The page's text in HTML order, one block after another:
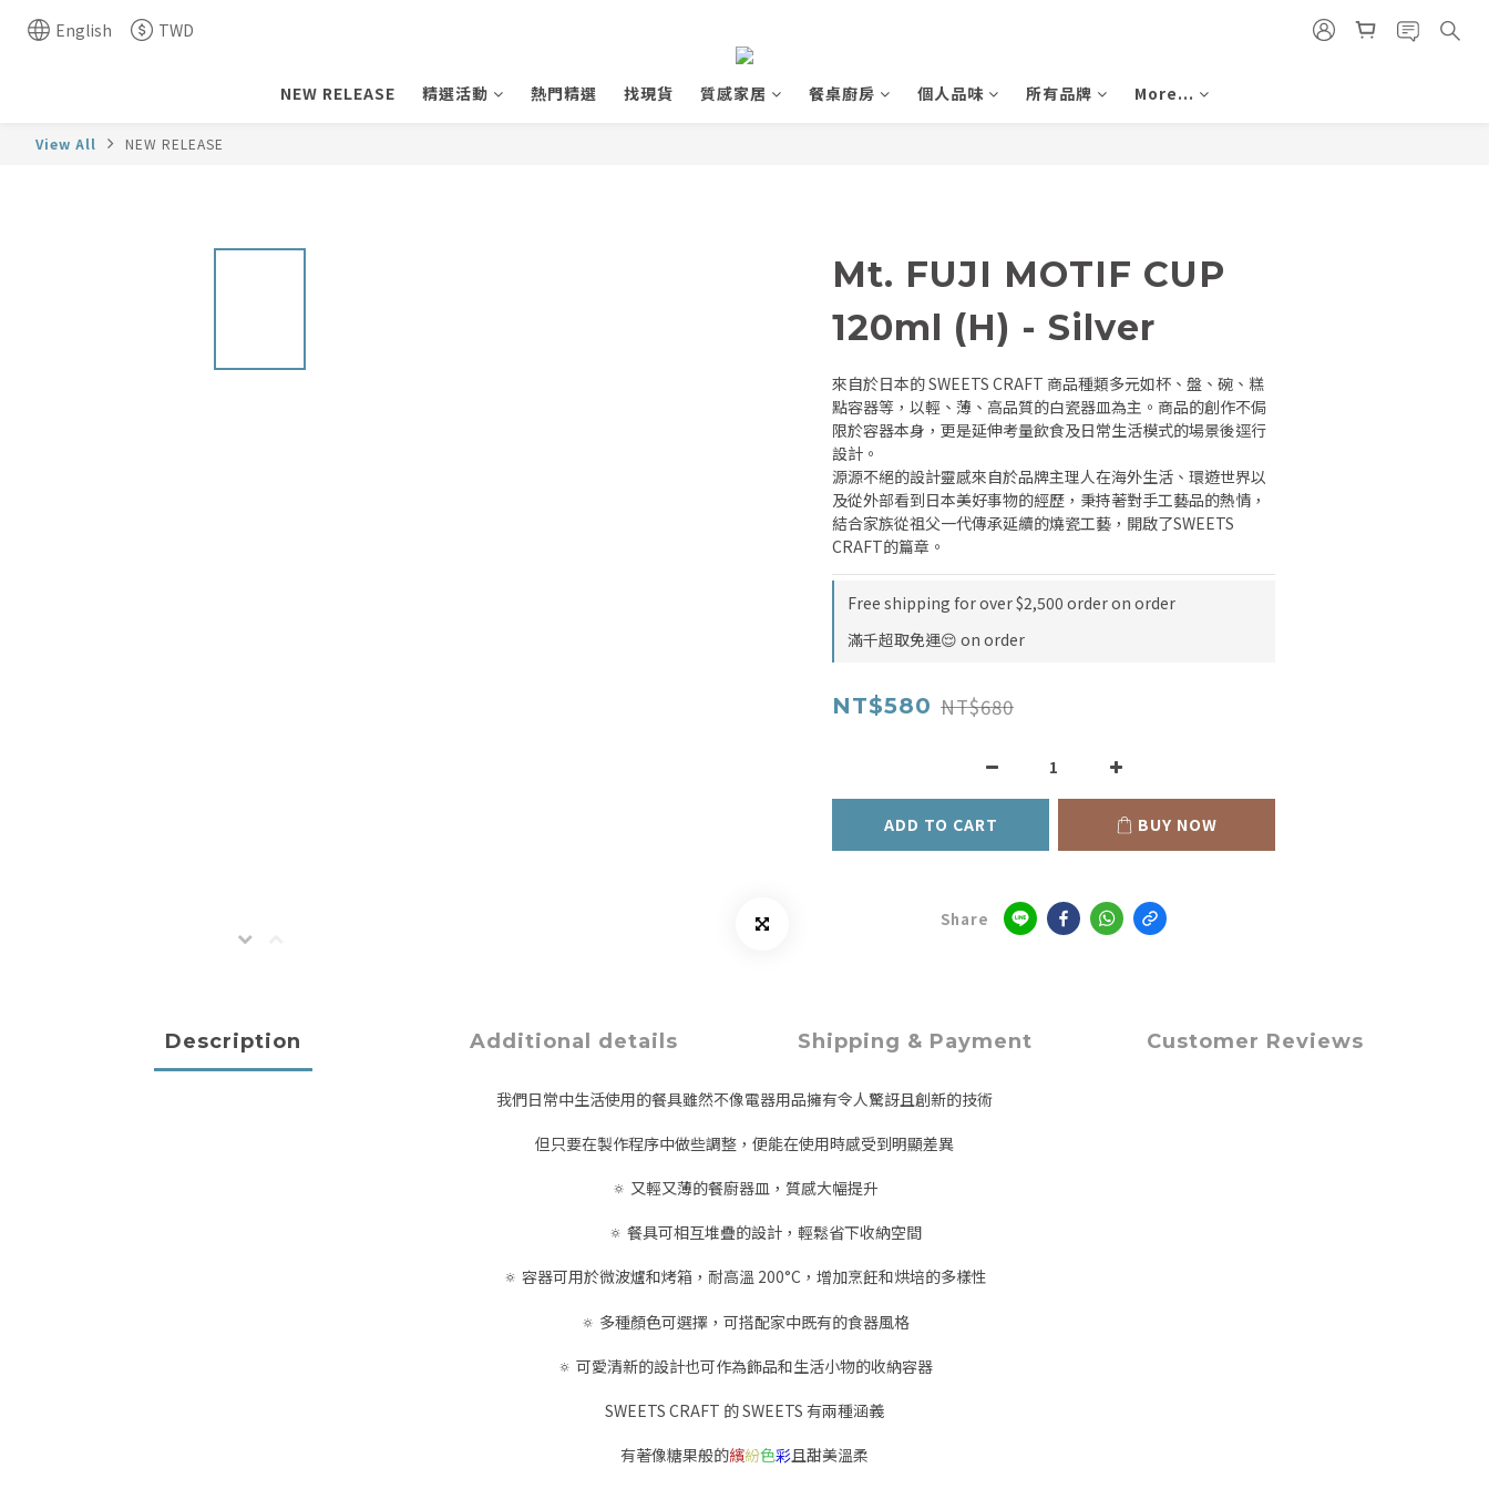
English TWD
NEW RELEASE 精選活動 熱門精選 找現貨 質感家居 餐桌廚房 個人品味 所有品牌 More...
View All NEW RELEASE
Mt. FUJI MOTIF CUP
120ml (H) - Silver
來自於日本的 SWEETS CRAFT 商品種類多元如杯、盤、碗、糕
點容器等，以輕、薄、高品質的白瓷器皿為主。商品的創作不侷
限於容器本身，更是延伸考量飲食及日常生活模式的場景後逕行
設計。
源源不絕的設計靈感來自於品牌主理人在海外生活、環遊世界以
及從外部看到日本美好事物的經歷，秉持著對手工藝品的熱情，
結合家族從祖父一代傳承延續的燒瓷工藝，開啟了SWEETS
CRAFT的篇章。
Free shipping for over $2,500 order on order
滿千超取免運😌 on order
NT$580 NT$680
ADD TO CART BUY NOW
Share
Description Additional details Shipping & Payment Customer Reviews
我們日常中生活使用的餐具雖然不像電器用品擁有令人驚訝且創新的技術
但只要在製作程序中做些調整，便能在使用時感受到明顯差異
🔅 又輕又薄的餐廚器皿，質感大幅提升
🔅 餐具可相互堆疊的設計，輕鬆省下收納空間
🔅 容器可用於微波爐和烤箱，耐高溫 200°C，增加烹飪和烘培的多樣性
🔅 多種顏色可選擇，可搭配家中既有的食器風格
🔅 可愛清新的設計也可作為飾品和生活小物的收納容器
SWEETS CRAFT 的 SWEETS 有兩種涵義
有著像糖果般的繽紛色彩且甜美溫柔